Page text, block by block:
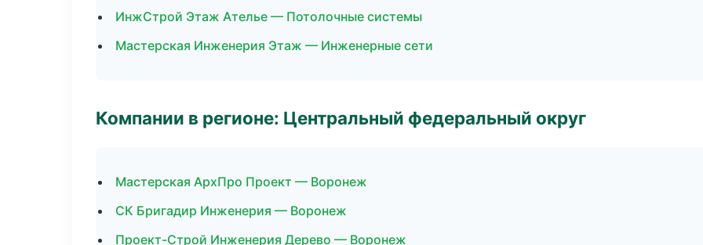
ИнжСтрой Этаж Ателье — Потолочные системы
Мастерская Инженерия Этаж — Инженерные сети
Компании в регионе: Центральный федеральный округ
Мастерская АрхПро Проект — Воронеж
СК Бригадир Инженерия — Воронеж
Проект-Строй Инженерия Дерево — Воронеж